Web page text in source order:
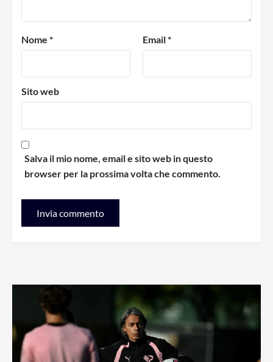
Nome * Email*
Sito web
Salva il mio nome, email e sito web in questo
browser per la prossima volta che commento.